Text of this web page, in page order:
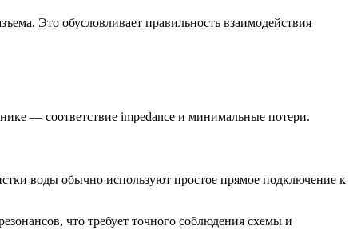
Это обусловливает правильность взаимодействия
— соответствие impedance и минимальные потери.
воды обычно используют простое прямое подключение к
что требует точного соблюдения схемы и